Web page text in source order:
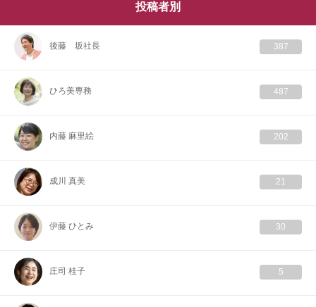
投稿者別
後藤 坂社長 387
ひろ美専務 487
内藤 麻里絵 202
成川 真美 21
伊藤 ひとみ 30
庄司 桂子 5